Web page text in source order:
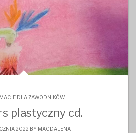
DLA ZAWODNIKÓW
plastyczny cd.
2022 BY MAGDALENA